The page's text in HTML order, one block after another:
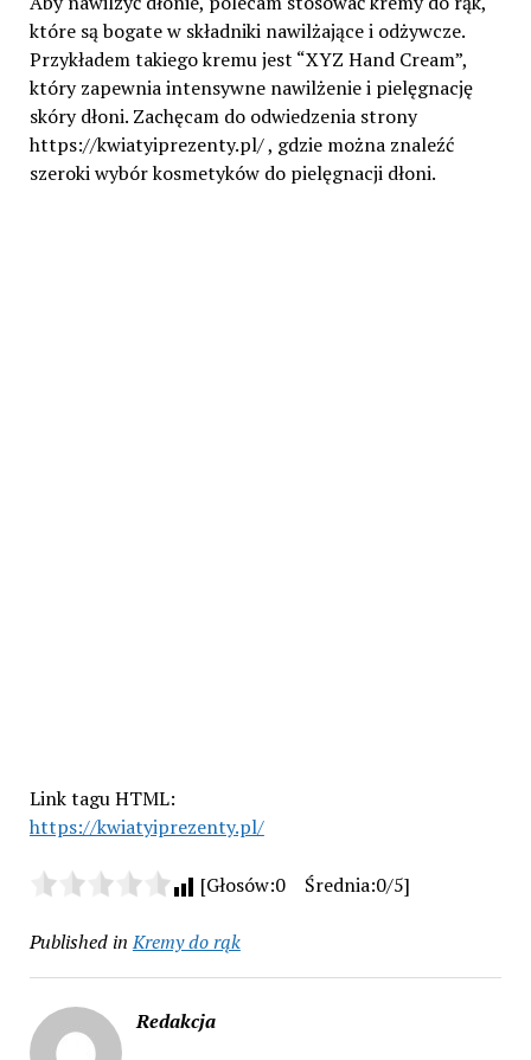
które są bogate w składniki nawilżające i odżywcze.
Przykładem takiego kremu jest “XYZ Hand Cream”,
który zapewnia intensywne nawilżenie i pielęgnację
skóry dłoni. Zachęcam do odwiedzenia strony
https://kwiatyiprezenty.pl/ , gdzie można znaleźć
szeroki wybór kosmetyków do pielęgnacji dłoni.
Link tagu HTML:
https://kwiatyiprezenty.pl/
[Głosów:0 Średnia:0/5]
Published in Kremy do rąk
Redakcja